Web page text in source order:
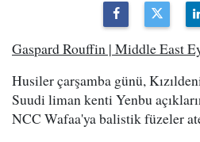
Gaspard Rouffin | Middle East
Husiler çarşamba günü,
Suudi liman kenti Yenbu
NCC Wafaa'ya balistik füzeler